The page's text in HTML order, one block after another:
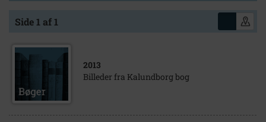
Side 1 af 1
2013
Billeder fra Kalundborg bog